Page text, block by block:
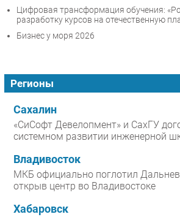
Цифровая трансформация обучения:
разработку курсов на отечественную
Бизнес у моря 2026
Регионы
Сахалин
«СиСофт Девелопмент» и СахГУ
системном развитии инженерной
Владивосток
МКБ официально поглотил
открыв центр во Владивостоке
Хабаровск